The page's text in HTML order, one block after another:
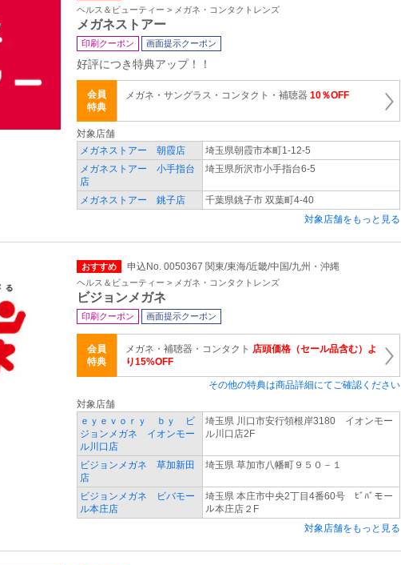
ヘルス＆ビューティー > メガネ・コンタクトレンズ
メガネストアー
印刷クーポン 画面提示クーポン
好評につき特典アップ！！
会員
特典
メガネ・サングラス・コンタクト・補聴器 10％OFF
対象店舗
メガネストアー 朝霞店
埼玉県朝霞市本町1-12-5
メガネストアー 小手指台
店
埼玉県所沢市小手指台6-5
メガネストアー 銚子店
千葉県銚子市 双葉町4-40
対象店舗をもっと見る
おすすめ 申込No. 0050367 関東/東海/近畿/中国/九州・沖縄
ヘルス＆ビューティー > メガネ・コンタクトレンズ
ビジョンメガネ
印刷クーポン 画面提示クーポン
会員
特典
メガネ・補聴器・コンタクト 店頭価格（セール品含む）よ
り15%OFF
その他の特典は商品詳細にてご確認ください
対象店舗
ｅｙｅｖｏｒｙ ｂｙ ビ
ジョンメガネ イオンモー
ル川口店
埼玉県 川口市安行領根岸3180 イオンモー
ル川口店2F
ビジョンメガネ 草加新田
店
埼玉県 草加市八幡町９５０－１
ビジョンメガネ ビバモー
ル本庄店
埼玉県 本庄市中央2丁目4番60号 ﾋﾞﾊﾞモー
ル本庄店２F
対象店舗をもっと見る